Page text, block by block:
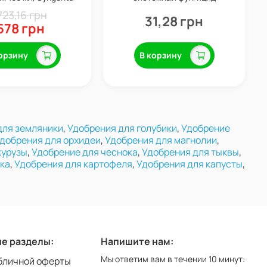
грн
грн
терапевтического действия,
Укравит
31,28 грн
В корзину
земляники,Удобрения для голубики,Удобрение
для орхидеи,Удобрения для магнолии,
,Удобрение для чеснока,Удобрения для тыквы,
,Удобрения для картофеля,Удобрения для капусты,
разделы:
оферты
Напишите нам:
Мы ответим вам в течении 10 минут: